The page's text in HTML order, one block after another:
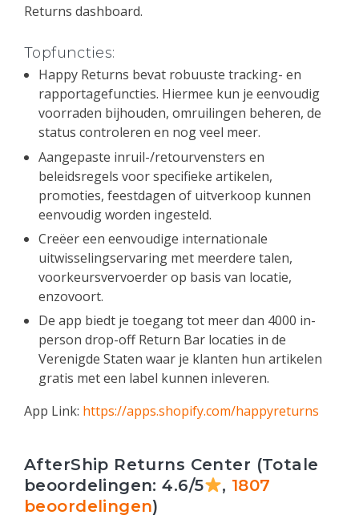
Returns dashboard.
Topfuncties:
Happy Returns bevat robuuste tracking- en
rapportagefuncties. Hiermee kun je eenvoudig
voorraden bijhouden, omruilingen beheren, de
status controleren en nog veel meer.
Aangepaste inruil-/retourvensters en
beleidsregels voor specifieke artikelen,
promoties, feestdagen of uitverkoop kunnen
eenvoudig worden ingesteld.
Creëer een eenvoudige internationale
uitwisselingservaring met meerdere talen,
voorkeursvervoerder op basis van locatie,
enzovoort.
De app biedt je toegang tot meer dan 4000 in-
person drop-off Return Bar locaties in de
Verenigde Staten waar je klanten hun artikelen
gratis met een label kunnen inleveren.
App Link: https://apps.shopify.com/happyreturns
AfterShip Returns Center (Totale
beoordelingen: 4.6/5
, 1807
beoordelingen)